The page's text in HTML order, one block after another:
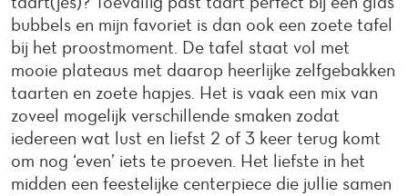
bubbels en mijn favoriet is dan ook een zoete tafel
bij het proostmoment. De tafel staat vol met
mooie plateaus met daarop heerlijke zelfgebakken
taarten en zoete hapjes. Het is vaak een mix van
zoveel mogelijk verschillende smaken zodat
iedereen wat lust en liefst 2 of 3 keer terug komt
om nog ‘even’ iets te proeven. Het liefste in het
midden een feestelijke centerpiece die jullie samen